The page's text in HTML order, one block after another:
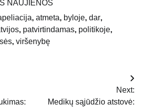
NAUJIENOS
, atmeta, byloje, dar,
, patvirtindamas, politikoje,
, viršenybę
Next:
Medikų sąjūdžio atstovė: